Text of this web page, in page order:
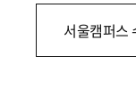
서울캠퍼스